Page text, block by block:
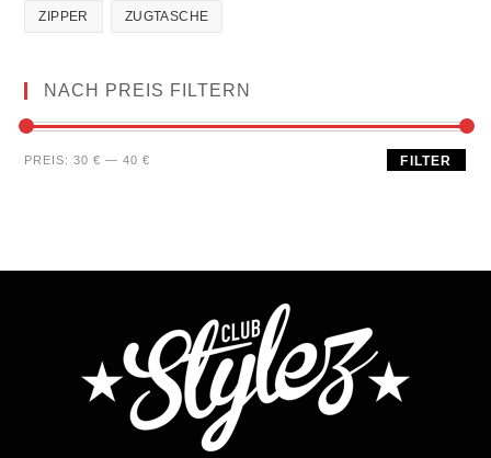
ZIPPER ZUGTASCHE
NACH PREIS FILTERN
FILTER
PREIS:30 € —40 €